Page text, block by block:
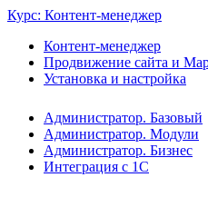
Курс: Контент-менеджер
Контент-менеджер
Продвижение сайта и
Установка и настройка
Администратор. Базовый
Администратор. Модули
Администратор. Бизнес
Интеграция с 1С